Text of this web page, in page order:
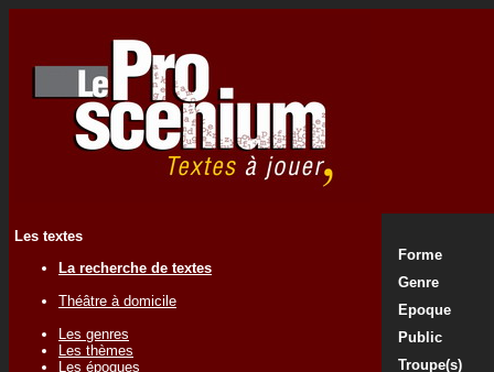
Les textes
La recherche de textes
Théâtre à domicile
Les genres
Les thèmes
Les époques
Forme
Genre
Epoque
Public
Troupe(s)